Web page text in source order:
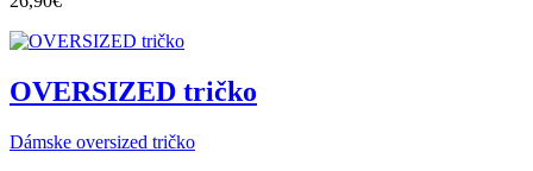
OVERSIZED tričko
Dámske oversized tričko